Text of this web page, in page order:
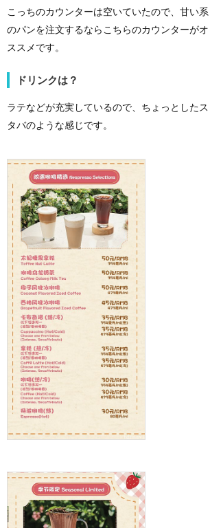
こっちのカウンターは空いていたので、甘い系
のパンを注文するならこちらのカウンターがオ
ススメです。
ドリンクは？
ラテなどが充実しているので、ちょっとしたス
タバのような感じです。